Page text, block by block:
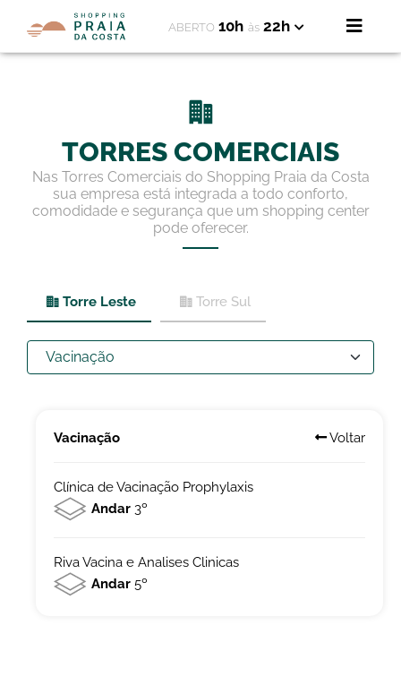
ABERTO 10h às 22h
TORRES COMERCIAIS
Nas Torres Comerciais do Shopping Praia da Costa
sua empresa está integrada a todo conforto,
comodidade e segurança que um shopping center
pode oferecer.
Torre Leste Torre Sul
Vacinação Voltar
Clínica de Vacinação Prophylaxis
Andar3º
Riva Vacina e Analises Clinicas
Andar5º